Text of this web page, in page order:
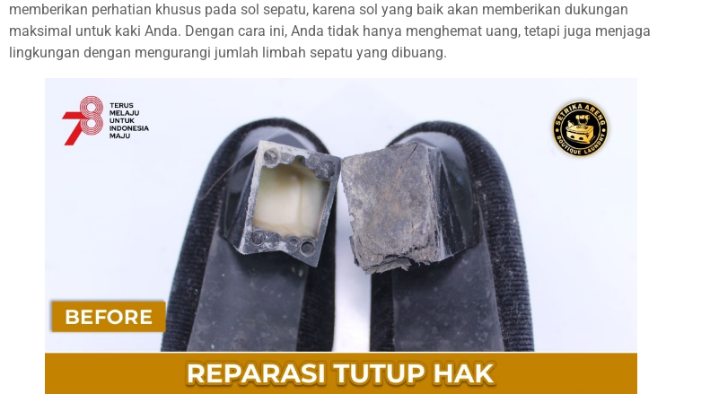
memberikan perhatian khusus pada sol sepatu, karena sol yang baik akan memberikan dukungan
maksimal untuk kaki Anda. Dengan cara ini, Anda tidak hanya menghemat uang, tetapi juga menjaga
lingkungan dengan mengurangi jumlah limbah sepatu yang dibuang.